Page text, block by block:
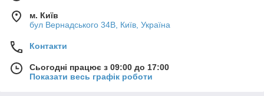
м. Київ
бул Вернадського 34В, Київ, Україна
Контакти
Сьогодні працює з 09:00 до 17:00
Показати весь графік роботи